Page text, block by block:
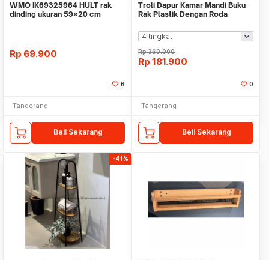
WMO IK69325964 HULT rak
dinding ukuran 59×20 cm
Rp 69.900
6
Tangerang
Beli Sekarang
Troli Dapur Kamar Mandi Buku
Rak Plastik Dengan Roda
Rp360.000
Rp 181.900
0
Tangerang
Beli Sekarang
-41%